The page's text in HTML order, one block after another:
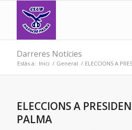
Darreres Notícies
Estàs a: Inici / General / ELECCIONS A
ELECCIONS A
PALMA